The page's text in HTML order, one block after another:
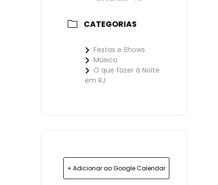
CATEGORIAS
Festas e Shows
Música
O que fazer à Noite
em RJ
+ Adicionar ao Google Calendar